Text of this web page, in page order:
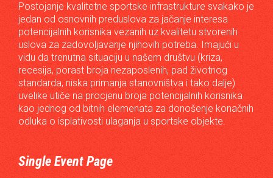
Postojanje kvalitetne sportske infrastrukture svakako je
jedan od osnovnih preduslova za jačanje interesa
potencijalnih korisnika vezanih uz kvalitetu stvorenih
uslova za zadovoljavanje njihovih potreba. Imajući u
vidu da trenutna situaciju u našem društvu (kriza,
recesija, porast broja nezaposlenih, pad životnog
standarda, niska primanja stanovništva i tako dalje)
uvelike utiče na procjenu broja potencijalnih korisnika
kao jednog od bitnih elemenata za donošenje konačnih
odluka o isplativosti ulaganja u sportske objekte.
Single Event Page